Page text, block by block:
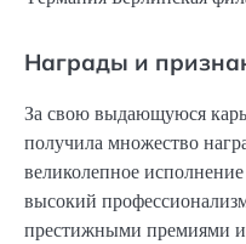
Награды и
За свою выдающуюся
получила множество
великолепное
высокий
престижными премиями